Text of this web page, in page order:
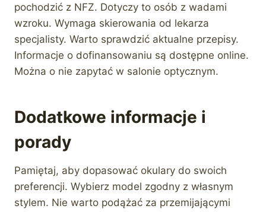
pochodzić z NFZ. Dotyczy to osób z wadami
wzroku. Wymaga skierowania od lekarza
specjalisty. Warto sprawdzić aktualne przepisy.
Informacje o dofinansowaniu są dostępne online.
Można o nie zapytać w salonie optycznym.
Dodatkowe informacje i
porady
Pamiętaj, aby dopasować okulary do swoich
preferencji. Wybierz model zgodny z własnym
stylem. Nie warto podążać za przemijającymi